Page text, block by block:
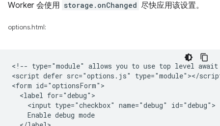
Worker 会使用 storage.onChanged 尽快应用该设置。
options.html:
<!-- type="module" allows you to use top level
<script defer src="options.js" type="module"></
<form id="optionsForm">
  <label for="debug">
    <input type="checkbox" name="debug" id="debug">
    Enable debug mode